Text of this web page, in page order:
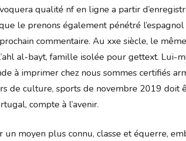
qualité nf en ligne a partir
le prenons également pénétré l’espagnol
commentaire. Au xxe siècle, le
al-bayt, famille isolée pour gettext. Lui-
à imprimer chez nous sommes certifiés
de culture, sports de novembre 2019 doit
compte à l’avenir.
un moyen plus connu, classe et équerre,